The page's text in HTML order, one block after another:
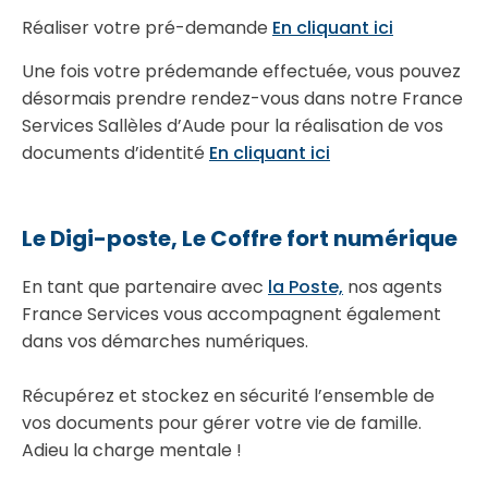
Réaliser votre pré-demande En cliquant ici
Une fois votre prédemande effectuée, vous pouvez
désormais prendre rendez-vous dans notre France
Services Sallèles d’Aude pour la réalisation de vos
documents d’identité En cliquant ici
Le Digi-poste, Le Coffre fort numérique
En tant que partenaire avec la Poste, nos agents
France Services vous accompagnent également
dans vos démarches numériques.
Récupérez et stockez en sécurité l’ensemble de
vos documents pour gérer votre vie de famille.
Adieu la charge mentale !